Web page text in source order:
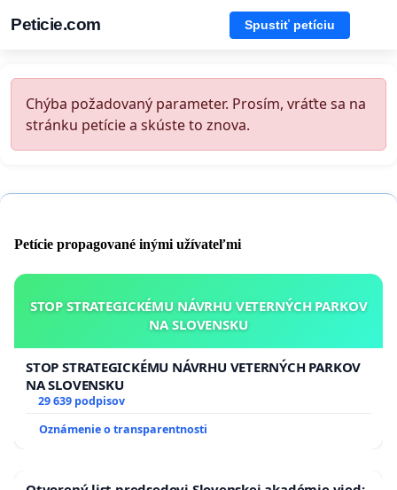
Peticie.com Spustiť petíciu
Chýba požadovaný parameter. Prosím, vráťte sa na
stránku petície a skúste to znova.
Petície propagované inými užívateľmi
STOP STRATEGICKÉMU NÁVRHU VETERNÝCH PARKOV
NA SLOVENSKU
STOP STRATEGICKÉMU NÁVRHU VETERNÝCH PARKOV
NA SLOVENSKU
29 639 podpisov
Oznámenie o transparentnosti